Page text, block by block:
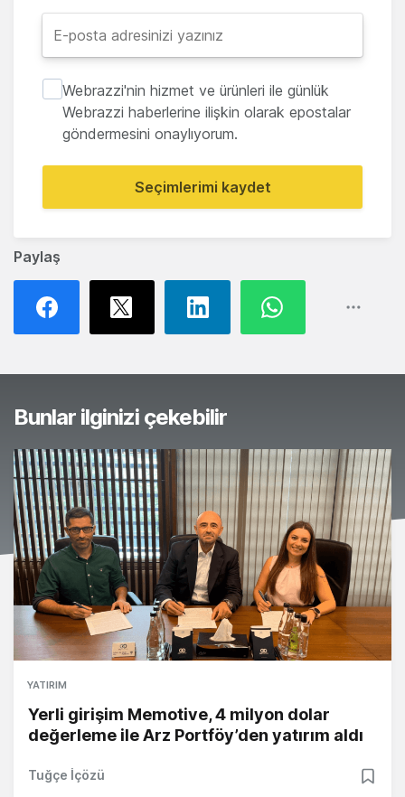
Paylaş
Webrazzi'nin hizmet ve ürünleri ile günlük
Webrazzi haberlerine ilişkin olarak epostalar
göndermesini onaylıyorum.
Seçimlerimi kaydet
Bunlar ilginizi çekebilir
YATIRIM
Yerli girişim Memotive, 4 milyon dolar
değerleme ile Arz Portföy’den yatırım aldı
Tuğçe İçözü